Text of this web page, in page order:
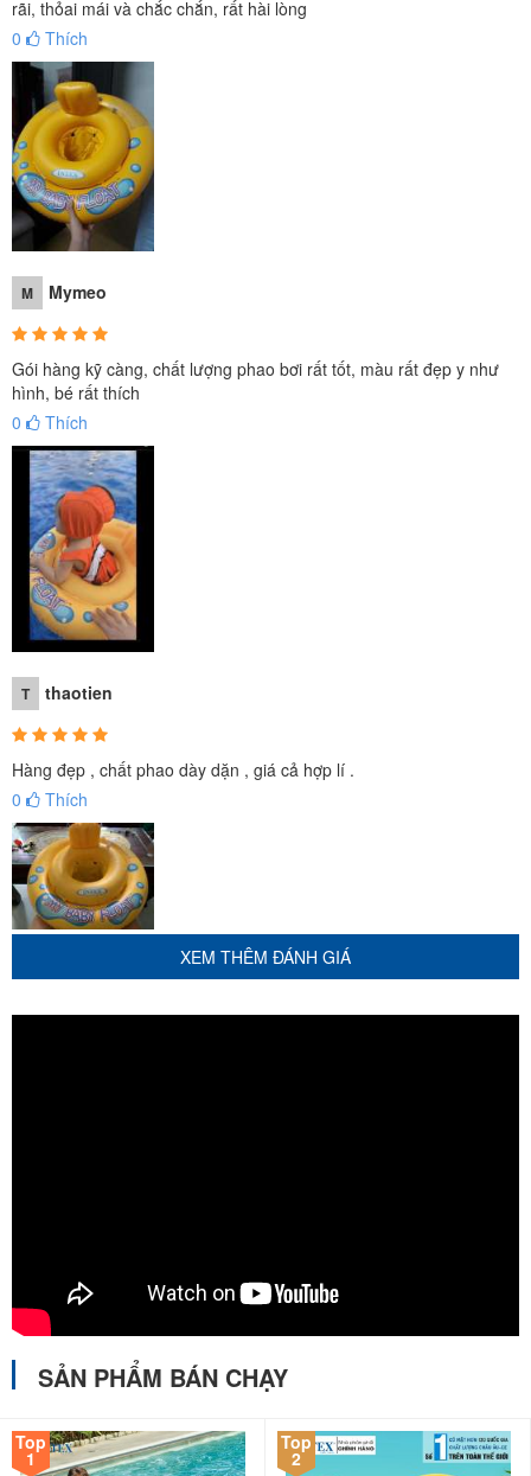
Kích thước sau khi bơm có Đường kính = 67 cm. Thành phao 2 lớp
với thiết kế thông minh tự động cân bằng, chống lật giúp cho bé
thoải mái đua nghịch mà không sợ bị lật phao
rãi, thỏai mái và chắc chắn, rất hài lòng
0
Thích
M Mymeo
Gói hàng kỹ càng, chất lượng phao bơi rất tốt, màu rất đẹp y như
hình, bé rất thích
0
Thích
T thaotien
Hàng đẹp , chất phao dày dặn , giá cả hợp lí .
0
Thích
XEM THÊM ĐÁNH GIÁ
SẢN PHẨM BÁN CHẠY
Top
1
Top
2